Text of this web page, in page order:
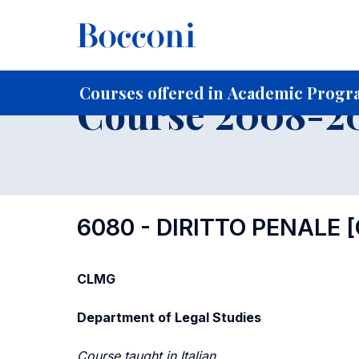
Courses offered in Academic
Home For current Students
Course 2008-
6080 - DIRITTO PENALE
CLMG
Department of Legal Studies
Course taught in Italian